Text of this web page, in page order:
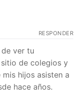
RESPONDER
ver tu
de colegios y
hijos asisten a
hace años.